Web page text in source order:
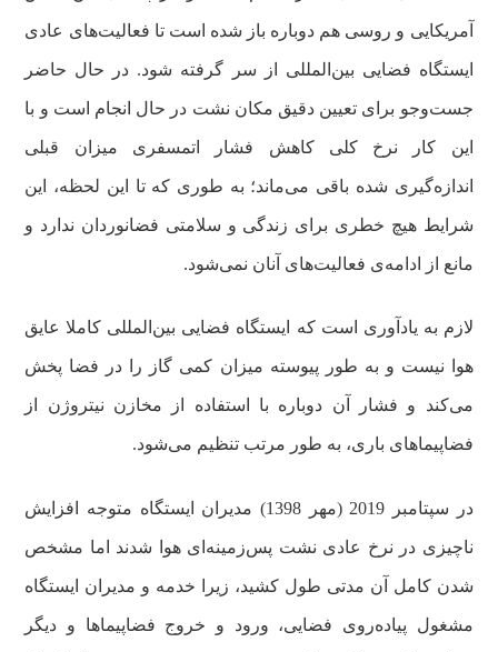
آمریکایی و روسی هم دوباره باز شده است تا فعالیت‌های عادی
ایستگاه فضایی بین‌المللی از سر گرفته شود. در حال حاضر
جست‌وجو برای تعیین دقیق مکان نشت در حال انجام است و با
این کار نرخ کلی کاهش فشار اتمسفری میزان قبلی
اندازه‌گیری شده باقی می‌ماند؛ به طوری که تا این لحظه، این
شرایط هیچ خطری برای زندگی و سلامتی فضانوردان ندارد و
مانع از ادامه‌ی فعالیت‌های آنان نمی‌شود.
لازم به یادآوری است که ایستگاه فضایی بین‌المللی کاملا عایق
هوا نیست و به طور پیوسته میزان کمی گاز را در فضا پخش
می‌کند و فشار آن دوباره با استفاده از مخازن نیتروژن از
فضاپیماهای باری، به طور مرتب تنظیم می‌شود.
در سپتامبر 2019 (مهر 1398) مدیران ایستگاه متوجه افزایش
ناچیزی در نرخ عادی نشت پس‌زمینه‌ای هوا شدند اما مشخص
شدن کامل آن مدتی طول کشید، زیرا خدمه و مدیران ایستگاه
مشغول پیاده‌روی فضایی، ورود و خروج فضاپیماها و دیگر